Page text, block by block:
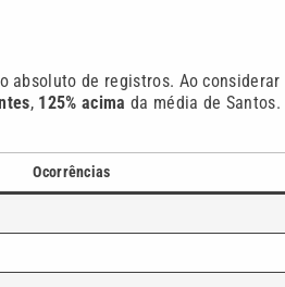
absoluto de registros. Ao considerar
, 125% acima da média de Santos.
Ocorrências